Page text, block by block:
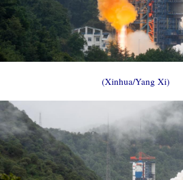
(Xinhua/Yang Xi)